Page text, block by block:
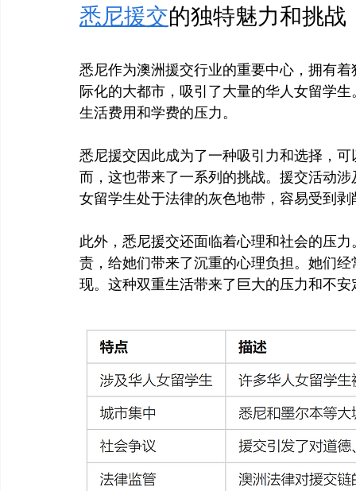
悉尼援交的独特魅力和挑战
悉尼作为澳洲援交行业的重要中心，拥有
际化的大都市，吸引了大量的华人女留学
生活费用和学费的压力。
悉尼援交因此成为了一种吸引力和选择，
而，这也带来了一系列的挑战。援交活动
女留学生处于法律的灰色地带，容易受到剥
此外，悉尼援交还面临着心理和社会的压
责，给她们带来了沉重的心理负担。她们
现。这种双重生活带来了巨大的压力和不安